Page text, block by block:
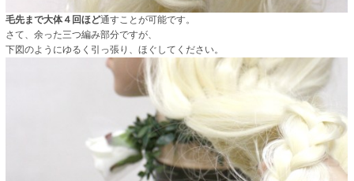
毛先まで大体４回ほど通すことが可能です。
さて、余った三つ編み部分ですが、
下図のようにゆるく引っ張り、ほぐしてください。